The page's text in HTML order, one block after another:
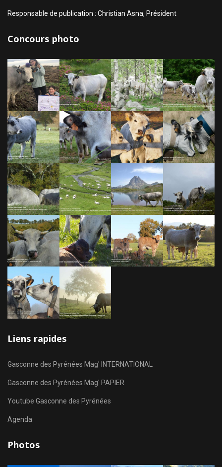
Responsable de publication : Christian Asna, Président
Concours photo
Liens rapides
Gasconne des Pyrénées Mag' INTERNATIONAL
Gasconne des Pyrénées Mag' PAPIER
Youtube Gasconne des Pyrénées
Agenda
Photos